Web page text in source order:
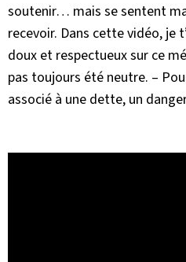
soutenir… mais se sentent
recevoir. Dans cette vidéo, je
doux et respectueux sur ce
pas toujours été neutre. –
associé à une dette, un